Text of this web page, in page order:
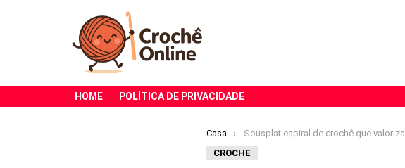
HOME POLÍTICA DE PRIVACIDADE
Você está aqui:
Casa
Sousplat espiral de crochê que valoriza qualquer composição
CROCHE